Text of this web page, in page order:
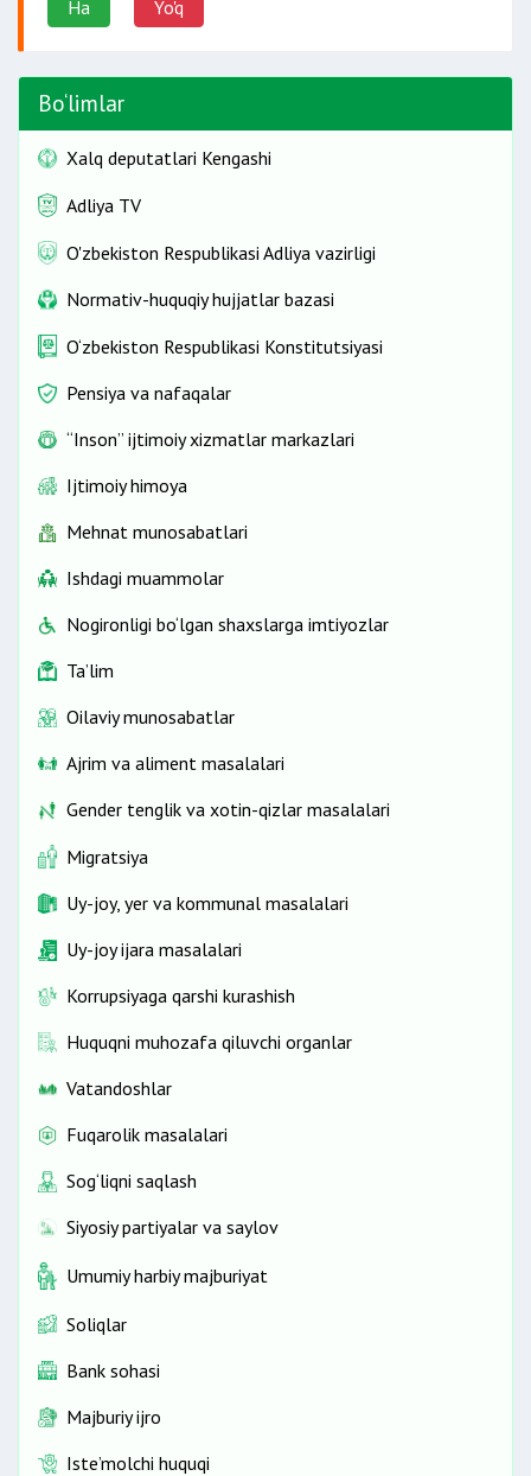
Ha Yo'q
Bo‘limlar
Xalq deputatlari Kengashi
Adliya TV
O'zbekiston Respublikasi Adliya vazirligi
Normativ-huquqiy hujjatlar bazasi
O‘zbekiston Respublikasi Konstitutsiyasi
Pensiya va nafaqalar
“Inson” ijtimoiy xizmatlar markazlari
Ijtimoiy himoya
Mehnat munosabatlari
Ishdagi muammolar
Nogironligi bo‘lgan shaxslarga imtiyozlar
Ta’lim
Oilaviy munosabatlar
Ajrim va aliment masalalari
Gender tenglik va xotin-qizlar masalalari
Migratsiya
Uy-joy, yer va kommunal masalalari
Uy-joy ijara masalalari
Korrupsiyaga qarshi kurashish
Huquqni muhozafa qiluvchi organlar
Vatandoshlar
Fuqarolik masalalari
Sog‘liqni saqlash
Siyosiy partiyalar va saylov
Umumiy harbiy majburiyat
Soliqlar
Bank sohasi
Majburiy ijro
Iste’molchi huquqi